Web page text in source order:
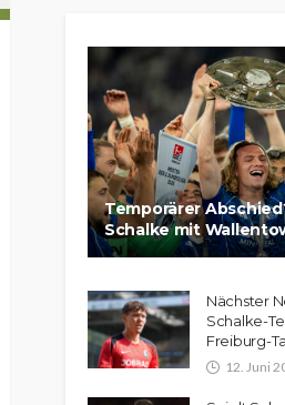
Temporärer
Schalke mit
Nächster
Schalke-
Freiburg-
12. Juni